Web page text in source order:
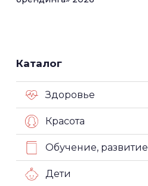
Каталог
Здоровье
Красота
Обучение, развитие
Дети